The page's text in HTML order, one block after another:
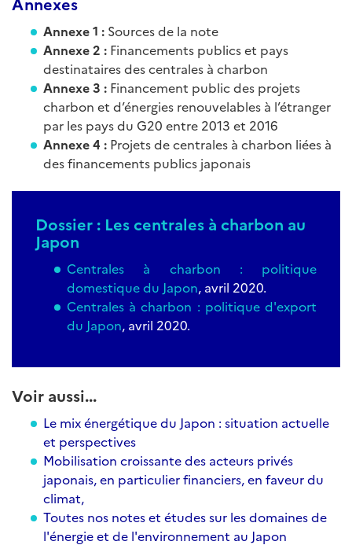
Annexe 1 : Sources de la note
Annexe 2 : Financements publics et pays
destinataires des centrales à charbon
Annexe 3 : Financement public des projets
charbon et d’énergies renouvelables à l’étranger
par les pays du G20 entre 2013 et 2016
Annexe 4 : Projets de centrales à charbon liées à
des financements publics japonais
Dossier : Les centrales à charbon au
Japon
Centrales à charbon : politique
domestique du Japon, avril 2020.
Centrales à charbon : politique d'export
du Japon, avril 2020.
Voir aussi...
Le mix énergétique du Japon : situation actuelle
et perspectives
Mobilisation croissante des acteurs privés
japonais, en particulier financiers, en faveur du
climat,
Toutes nos notes et études sur les domaines de
l'énergie et de l'environnement au Japon